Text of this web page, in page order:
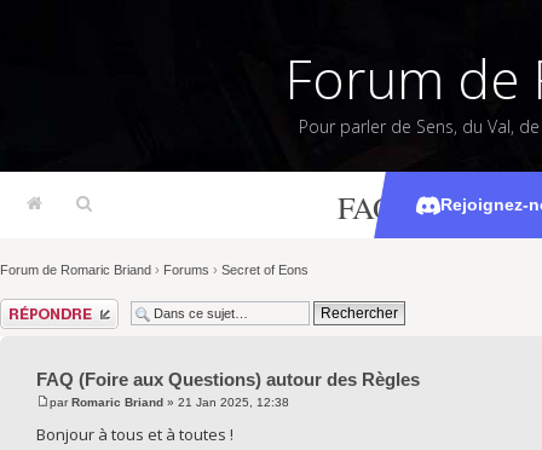
Forum de
Pour parler de Sens, du Val,
Rejoignez-
FAQ (Foire
Forum de Romaric Briand › Forums › Secret of Eons
Répondre
FAQ (Foire aux Questions) autour des Règles
parRomaric Briand » 21 Jan 2025, 12:38
Bonjour à tous et à toutes !